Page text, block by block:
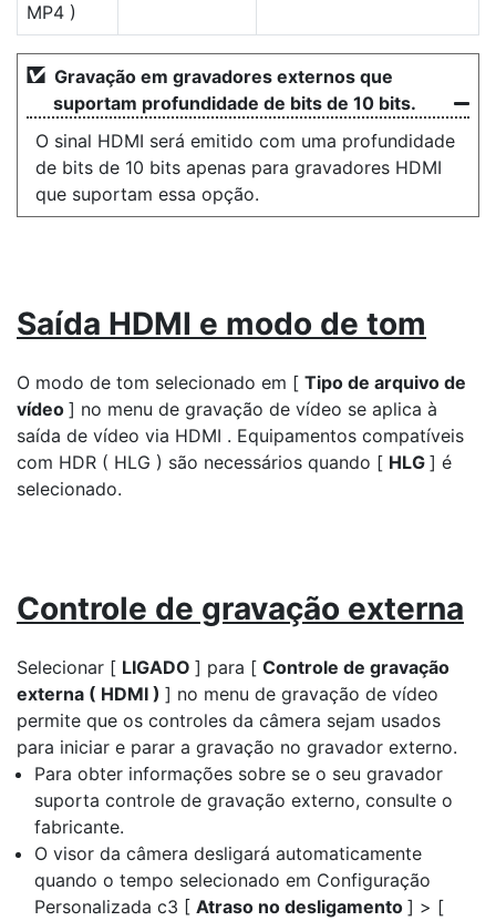
MP4 )
Gravação em gravadores externos que
suportam profundidade de bits de 10 bits.
O sinal HDMI será emitido com uma profundidade
de bits de 10 bits apenas para gravadores HDMI
que suportam essa opção.
Saída HDMI e modo de tom
O modo de tom selecionado em [ Tipo de arquivo de
vídeo ] no menu de gravação de vídeo se aplica à
saída de vídeo via HDMI . Equipamentos compatíveis
com HDR ( HLG ) são necessários quando [ HLG ] é
selecionado.
Controle de gravação externa
Selecionar [ LIGADO ] para [ Controle de gravação
externa ( HDMI ) ] no menu de gravação de vídeo
permite que os controles da câmera sejam usados
para iniciar e parar a gravação no gravador externo.
Para obter informações sobre se o seu gravador
suporta controle de gravação externo, consulte o
fabricante.
O visor da câmera desligará automaticamente
quando o tempo selecionado em Configuração
Personalizada c3 [ Atraso no desligamento ] > [